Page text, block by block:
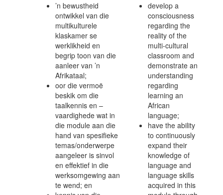
’n bewustheid
ontwikkel van die
multikulturele
klaskamer se
werklikheid en
begrip toon van die
aanleer van ’n
Afrikataal;
oor die vermoë
beskik om die
taalkennis en –
vaardighede wat in
die module aan die
hand van spesifieke
temas/onderwerpe
aangeleer is sinvol
en effektief in die
werksomgewing aan
te wend; en
develop a
consciousness
regarding the
reality of the
multi-cultural
classroom and
demonstrate an
understanding
regarding
learning an
African
language;
have the ability
to continuously
expand their
knowledge of
language and
language skills
acquired in this